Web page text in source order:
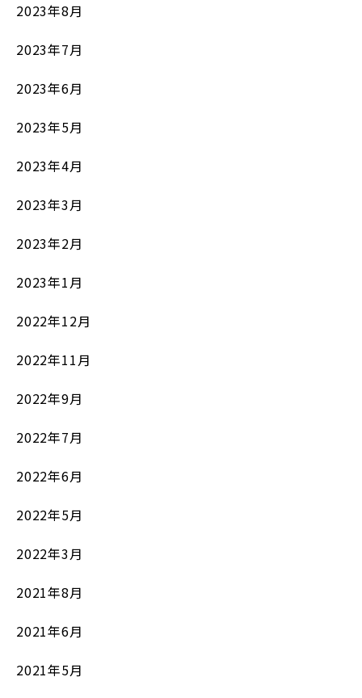
2023年8月
2023年7月
2023年6月
2023年5月
2023年4月
2023年3月
2023年2月
2023年1月
2022年12月
2022年11月
2022年9月
2022年7月
2022年6月
2022年5月
2022年3月
2021年8月
2021年6月
2021年5月